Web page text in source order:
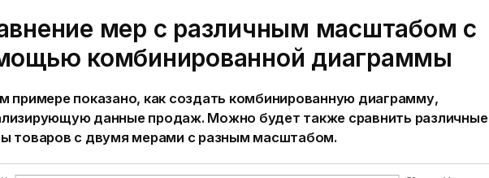
мер с различным масштабом с
комбинированной диаграммы
примере показано, как создать комбинированную диаграмму,
данные продаж. Можно будет также сравнить различные
товаров с двумя мерами с разным масштабом.